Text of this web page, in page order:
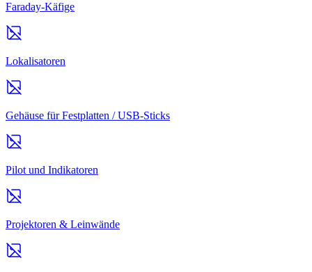
Faraday-Käfige
Lokalisatoren
Gehäuse für Festplatten / USB-Sticks
Pilot und Indikatoren
Projektoren & Leinwände